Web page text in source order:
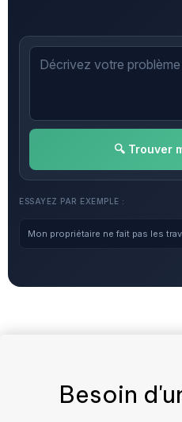
🔍 Trouver
ESSAYEZ PAR EXEMPLE :
Mon propriétaire ne fait pas les
Besoin